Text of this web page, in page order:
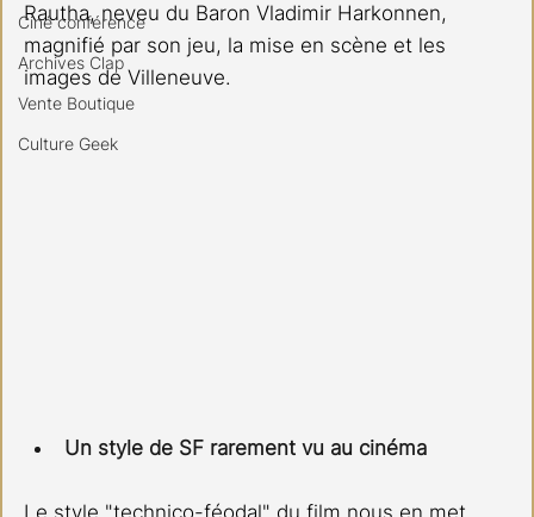
Ciné conférence
Archives Clap
Vente Boutique
Culture Geek
Rautha, neveu du Baron Vladimir Harkonnen,
magnifié par son jeu, la mise en scène et les
images de Villeneuve.
Un style de SF rarement vu au cinéma
Le style "technico-féodal" du film nous en met